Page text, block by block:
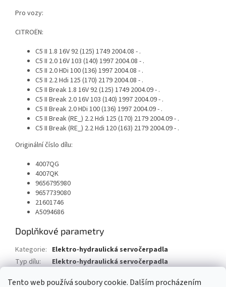
Tento web používá soubory cookie. Dalším procházením
Pro vozy:
CITROËN:
C5 II 1.8 16V 92 (125) 1749 2004.08 - .
C5 II 2.0 16V 103 (140) 1997 2004.08 - .
C5 II 2.0 HDi 100 (136) 1997 2004.08 - .
C5 II 2.2 Hdi 125 (170) 2179 2004.08 - .
C5 II Break 1.8 16V 92 (125) 1749 2004.09 - .
C5 II Break 2.0 16V 103 (140) 1997 2004.09 - .
C5 II Break 2.0 HDi 100 (136) 1997 2004.09 - .
C5 II Break (RE_) 2.2 Hdi 125 (170) 2179 2004.09 - .
C5 II Break (RE_) 2.2 Hdi 120 (163) 2179 2004.09 - .
Originální číslo dílu:
4007QG
4007QK
9656795980
9657739080
21601746
A5094686
Doplňkové parametry
Kategorie: Elektro-hydraulická servočerpadla
Typ dílu:
Elektro-hydraulická servočerpadla